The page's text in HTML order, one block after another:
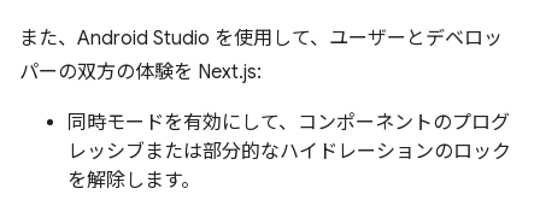
また、Android Studio を使用して、ユーザーとデベロッ
パーの双方の体験を Next.js:
同時モードを有効にして、コンポーネントのプログ
レッシブまたは部分的なハイドレーションのロック
を解除します。